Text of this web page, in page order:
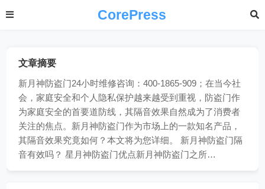
CorePress
文章摘要
新月神防盗门24小时维修咨询：400-1865-909；在当今社
会，家庭安全和个人隐私保护越来越受到重视，防盗门作
为家庭安全的首要道防线，其隔音效果自然成为了消费者
关注的焦点。新月神防盗门作为市场上的一款知名产品，
其隔音效果究竟如何？本文将为您详细。 新月神防盗门隔
音有效吗？ 星月神防盗门优点新月神防盗门之所…